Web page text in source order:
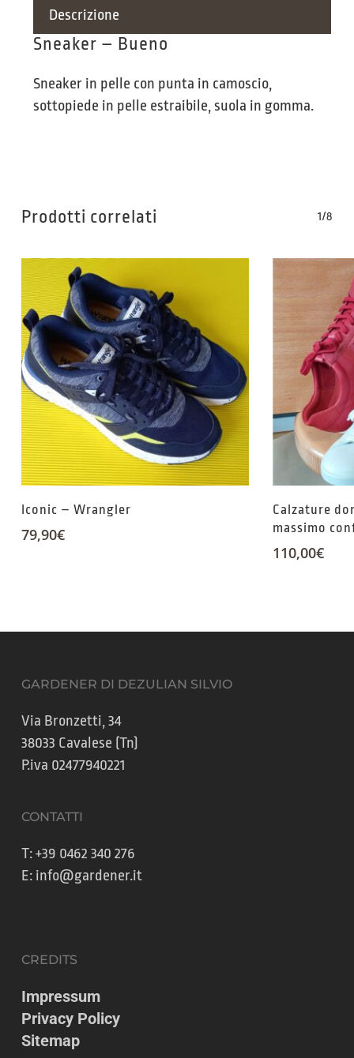
Descrizione
Sneaker – Bueno
Sneaker in pelle con punta in camoscio,
sottopiede in pelle estraibile, suola in gomma.
Prodotti correlati 1/8
Iconic – Wrangler
79,90€
Calzature
massimo
110,00€
GARDENER DI DEZULIAN SILVIO
Via Bronzetti, 34
38033 Cavalese (Tn)
P.iva 02477940221
CONTATTI
T:+39 0462 340 276
E: info@gardener.it
CREDITS
Impressum
Privacy Policy
Sitemap